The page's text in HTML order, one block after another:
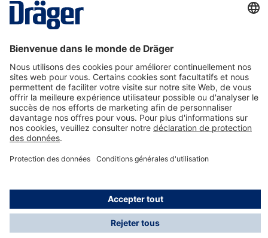
La technologie
Nous contacter
A propos de Dräger
Informations
*Les taxes et les frais d'expédition ne sont pas inclus
dans les prix indiqués, sauf mention contraire. Des frais